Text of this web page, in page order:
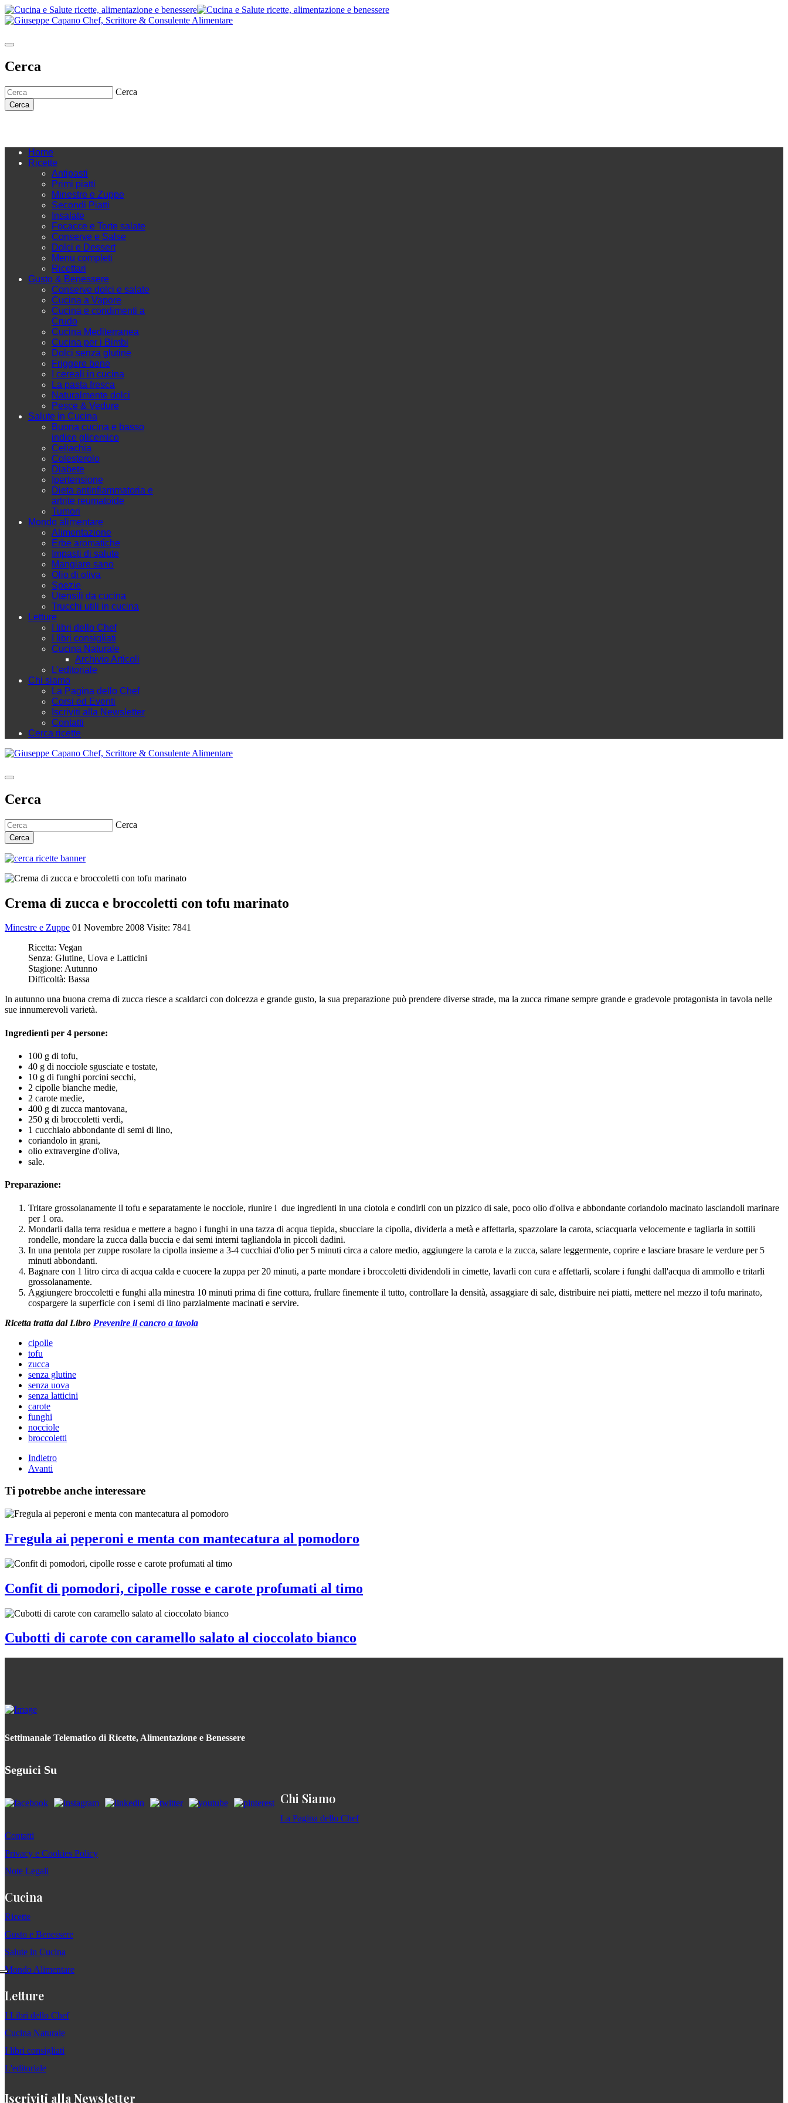
Cerca
Cerca
Cerca
Home
Ricette
Antipasti
Primi piatti
Minestre e Zuppe
Secondi Piatti
Insalate
Focacce e Torte salate
Conserve e Salse
Dolci e Dessert
Menu completi
Ricettari
Gusto & Benessere
Conserve dolci e salate
Cucina a Vapore
Cucina e condimenti a
Crudo
Cucina Mediterranea
Cucina per i Bimbi
Dolci senza glutine
Friggere bene
I cereali in cucina
La pasta fresca
Naturalmente dolci
Pesce & Vedure
Salute in Cucina
Buona cucina e basso
indice glicemico
Celiachia
Colesterolo
Diabete
Ipertensione
Dieta antinfiammatoria e
artrite reumatoide
Tumori
Mondo alimentare
Alimentazione
Erbe aromatiche
Impasti di salute
Mangiare sano
Olio di oliva
Spezie
Utensili da cucina
Trucchi utili in cucina
Letture
I libri dello Chef
I libri consigliati
Cucina Naturale
Archivio Articoli
L'editoriale
Chi siamo
La Pagina dello Chef
Corsi ed Eventi
Iscriviti alla Newsletter
Contatti
Cerca ricette
Cerca
Cerca
Cerca
Crema di zucca e broccoletti con tofu marinato
Minestre e Zuppe 01 Novembre 2008 Visite: 7841
Ricetta: Vegan
Senza: Glutine, Uova e Latticini
Stagione: Autunno
Difficoltà: Bassa
In autunno una buona crema di zucca riesce a scaldarci con dolcezza e grande gusto, la sua preparazione può prendere diverse strade, ma la zucca rimane sempre grande e gradevole protagonista in tavola nelle
sue innumerevoli varietà.
Ingredienti per 4 persone:
100 g di tofu,
40 g di nocciole sgusciate e tostate,
10 g di funghi porcini secchi,
2 cipolle bianche medie,
2 carote medie,
400 g di zucca mantovana,
250 g di broccoletti verdi,
1 cucchiaio abbondante di semi di lino,
coriandolo in grani,
olio extravergine d'oliva,
sale.
Preparazione:
Tritare grossolanamente il tofu e separatamente le nocciole, riunire i due ingredienti in una ciotola e condirli con un pizzico di sale, poco olio d'oliva e abbondante coriandolo macinato lasciandoli marinare
per 1 ora.
Mondarli dalla terra residua e mettere a bagno i funghi in una tazza di acqua tiepida, sbucciare la cipolla, dividerla a metà e affettarla, spazzolare la carota, sciacquarla velocemente e tagliarla in sottili
rondelle, mondare la zucca dalla buccia e dai semi interni tagliandola in piccoli dadini.
In una pentola per zuppe rosolare la cipolla insieme a 3-4 cucchiai d'olio per 5 minuti circa a calore medio, aggiungere la carota e la zucca, salare leggermente, coprire e lasciare brasare le verdure per 5
minuti abbondanti.
Bagnare con 1 litro circa di acqua calda e cuocere la zuppa per 20 minuti, a parte mondare i broccoletti dividendoli in cimette, lavarli con cura e affettarli, scolare i funghi dall'acqua di ammollo e tritarli
grossolanamente.
Aggiungere broccoletti e funghi alla minestra 10 minuti prima di fine cottura, frullare finemente il tutto, controllare la densità, assaggiare di sale, distribuire nei piatti, mettere nel mezzo il tofu marinato,
cospargere la superficie con i semi di lino parzialmente macinati e servire.
Ricetta tratta dal Libro Prevenire il cancro a tavola
cipolle
tofu
zucca
senza glutine
senza uova
senza latticini
carote
funghi
nocciole
broccoletti
Indietro
Avanti
Ti potrebbe anche interessare
Fregula ai peperoni e menta con mantecatura al pomodoro
Confit di pomodori, cipolle rosse e carote profumati al timo
Cubotti di carote con caramello salato al cioccolato bianco
Settimanale Telematico di Ricette, Alimentazione e Benessere
Seguici Su
Chi Siamo
La Pagina dello Chef
Contatti
Privacy e Cookies Policy
Note Legali
Cucina
Ricette
Gusto e Benessere
Salute in Cucina
Mondo Alimentare
Letture
I Libri dello Chef
Cucina Naturale
I libri consigliati
L'editoriale
Iscriviti alla Newsletter